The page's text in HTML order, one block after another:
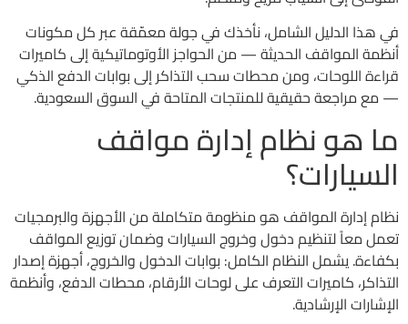
في هذا الدليل الشامل، نأخذك في جولة معمّقة عبر كل مكونات
أنظمة المواقف الحديثة — من الحواجز الأوتوماتيكية إلى كاميرات
قراءة اللوحات، ومن محطات سحب التذاكر إلى بوابات الدفع الذكي
— مع مراجعة حقيقية للمنتجات المتاحة في السوق السعودية.
ما هو نظام إدارة مواقف
السيارات؟
نظام إدارة المواقف هو منظومة متكاملة من الأجهزة والبرمجيات
تعمل معاً لتنظيم دخول وخروج السيارات وضمان توزيع المواقف
بكفاءة. يشمل النظام الكامل: بوابات الدخول والخروج، أجهزة إصدار
التذاكر، كاميرات التعرف على لوحات الأرقام، محطات الدفع، وأنظمة
الإشارات الإرشادية.